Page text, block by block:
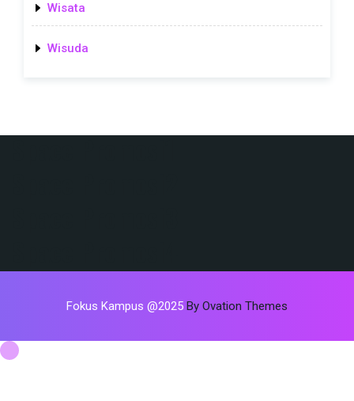
Wisata
Wisuda
Fokus Kampus @2025 By Ovation Themes